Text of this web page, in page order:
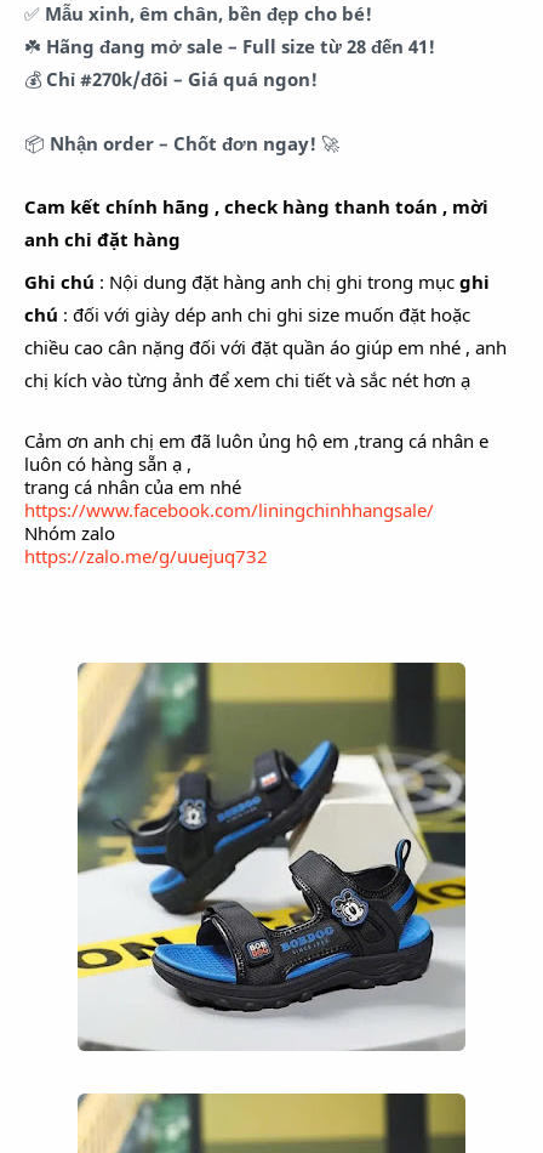
✅ Mẫu xinh, êm chân, bền đẹp cho bé!
☘️ Hãng đang mở sale – Full size từ 28 đến 41!
💰 Chỉ #270k/đôi – Giá quá ngon!
📦 Nhận order – Chốt đơn ngay! 🚀
Cam kết chính hãng , check hàng thanh toán , mời
anh chi đặt hàng
Ghi chú : Nội dung đặt hàng anh chị ghi trong mục ghi
chú : đối với giày dép anh chi ghi size muốn đặt hoặc
chiều cao cân nặng đối với đặt quần áo giúp em nhé , anh
chị kích vào từng ảnh để xem chi tiết và sắc nét hơn ạ
Cảm ơn anh chị em đã luôn ủng hộ em ,trang cá nhân e
luôn có hàng sẵn ạ ,
trang cá nhân của em nhé
https://www.facebook.com/liningchinhhangsale/
Nhóm zalo
https://zalo.me/g/uuejuq732